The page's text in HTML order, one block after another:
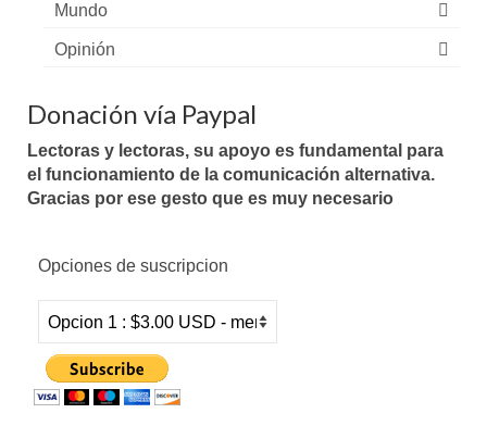
Mundo
Opinión
Donación vía Paypal
Lectoras y lectoras, su apoyo es fundamental para
el funcionamiento de la comunicación alternativa.
Gracias por ese gesto que es muy necesario
Opciones de suscripcion